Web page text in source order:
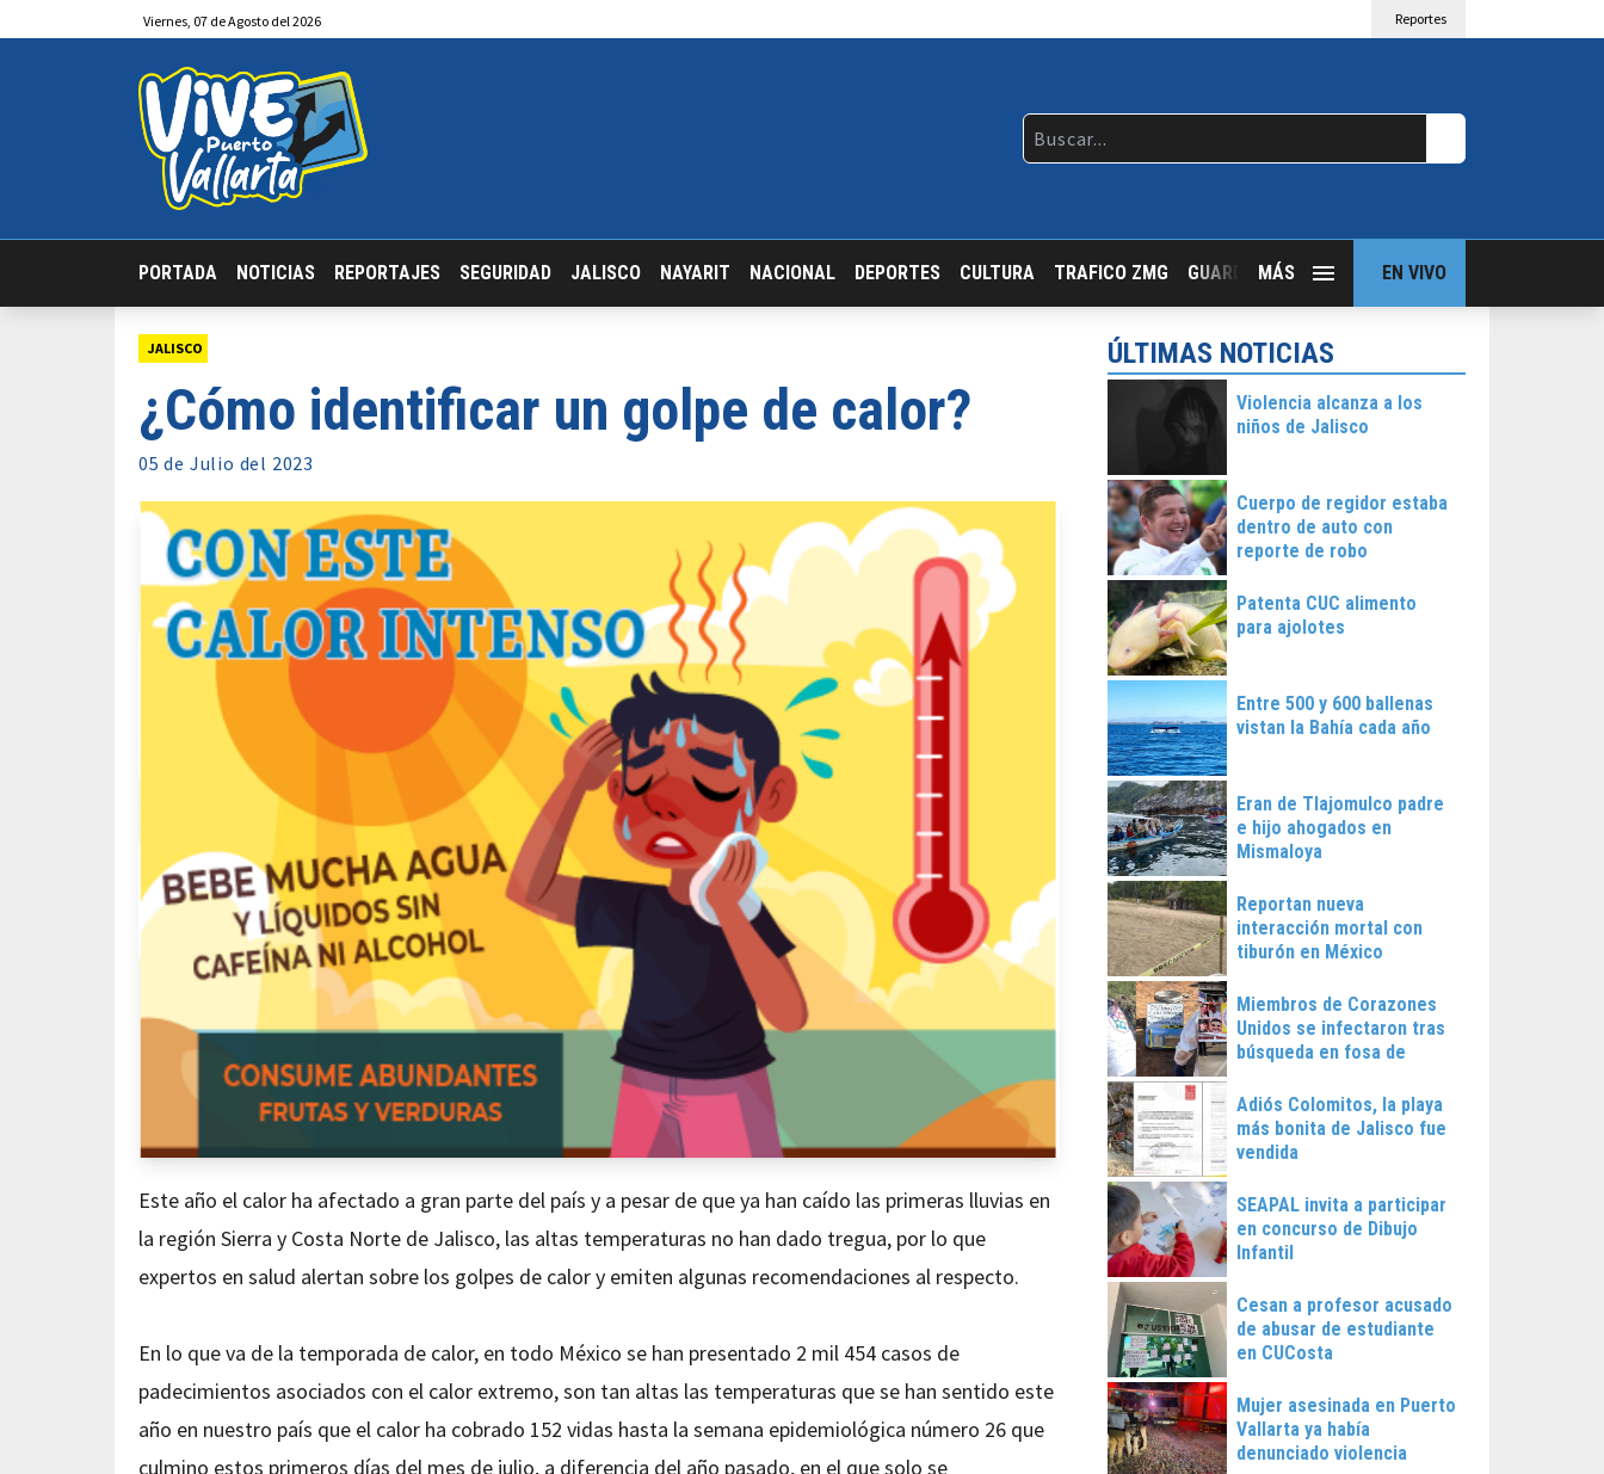
Viernes, 07 deAgosto del 2026 Reportes
PORTADA NOTICIAS REPORTAJES SEGURIDAD JALISCO NAYARIT NACIONAL DEPORTES CULTURA TRAFICO ZMG GUARDIA NOCTURNA GUADALAJARA FOLLOW
MÁS EN VIVO
JALISCO
¿Cómo identificar un golpe de calor?
05 de Julio del 2023
Este año el calor ha afectado a gran parte del país y a pesar de que ya han caído las primeras lluvias en
la región Sierra y Costa Norte de Jalisco, las altas temperaturas no han dado tregua, por lo que
expertos en salud alertan sobre los golpes de calor y emiten algunas recomendaciones al respecto.
En lo que va de la temporada de calor, en todo México se han presentado 2 mil 454 casos de
padecimientos asociados con el calor extremo, son tan altas las temperaturas que se han sentido este
año en nuestro país que el calor ha cobrado 152 vidas hasta la semana epidemiológica número 26 que
culmino estos primeros días del mes de julio, a diferencia del año pasado, en el que solo se
ÚLTIMAS NOTICIAS
Violencia alcanza a los
niños de Jalisco
Cuerpo de regidor estaba
dentro de auto con
reporte de robo
Patenta CUC alimento
para ajolotes
Entre 500 y 600 ballenas
vistan la Bahía cada año
Eran de Tlajomulco padre
e hijo ahogados en
Mismaloya
Reportan nueva
interacción mortal con
tiburón en México
Miembros de Corazones
Unidos se infectaron tras
búsqueda en fosa de
Adiós Colomitos, la playa
más bonita de Jalisco fue
vendida
SEAPAL invita a participar
en concurso de Dibujo
Infantil
Cesan a profesor acusado
de abusar de estudiante
en CUCosta
Mujer asesinada en Puerto
Vallarta ya había
denunciado violencia